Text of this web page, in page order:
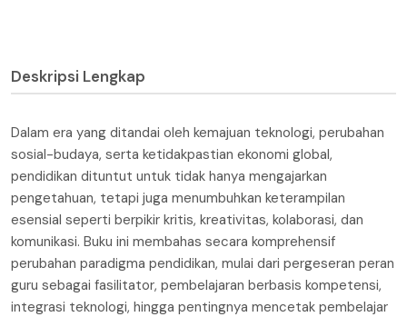
Deskripsi Lengkap
Dalam era yang ditandai oleh kemajuan teknologi, perubahan
sosial-budaya, serta ketidakpastian ekonomi global,
pendidikan dituntut untuk tidak hanya mengajarkan
pengetahuan, tetapi juga menumbuhkan keterampilan
esensial seperti berpikir kritis, kreativitas, kolaborasi, dan
komunikasi. Buku ini membahas secara komprehensif
perubahan paradigma pendidikan, mulai dari pergeseran peran
guru sebagai fasilitator, pembelajaran berbasis kompetensi,
integrasi teknologi, hingga pentingnya mencetak pembelajar